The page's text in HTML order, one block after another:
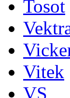
Tosot
Vitek
VS